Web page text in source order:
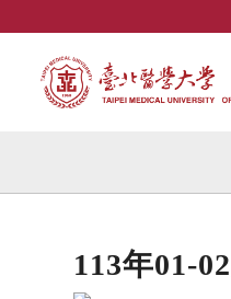
113年01-